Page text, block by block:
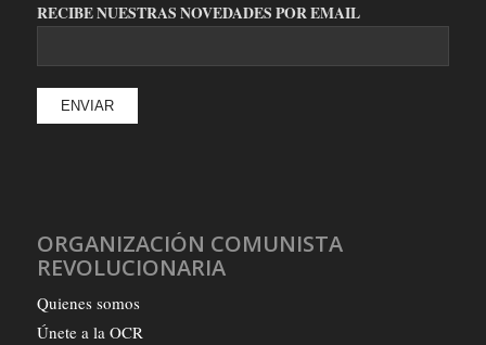
RECIBE NUESTRAS NOVEDADES POR EMAIL
ORGANIZACIÓN COMUNISTA
REVOLUCIONARIA
Quienes somos
Únete a la OCR